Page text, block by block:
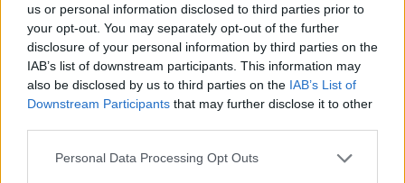
us or personal information disclosed to third parties prior to
your opt-out. You may separately opt-out of the further
disclosure of your personal information by third parties on the
IAB’s list of downstream participants. This information may
also be disclosed by us to third parties on the IAB’s List of
Downstream Participants that may further disclose it to other
Personal Data Processing Opt Outs
Antonio Sbraga COLLEFERRO Su
Facebook le aveva chiesto
l'amicizia, ma fuori dal social
network probabilmente voleva
13/03/2011